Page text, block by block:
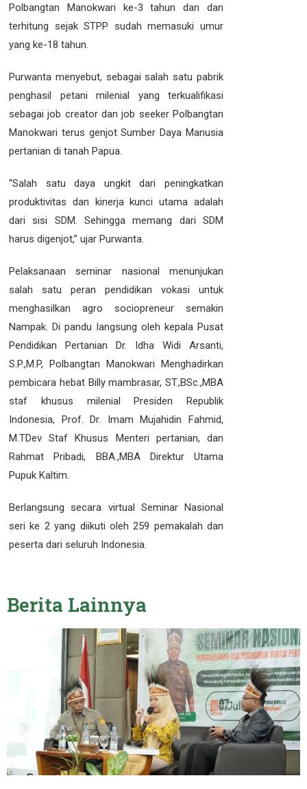
Polbangtan Manokwari ke-3 tahun dan dan
terhitung sejak STPP sudah memasuki umur
yang ke-18 tahun.
Purwanta menyebut, sebagai salah satu pabrik
penghasil petani milenial yang terkualifikasi
sebagai job creator dan job seeker Polbangtan
Manokwari terus genjot Sumber Daya Manusia
pertanian di tanah Papua.
“Salah satu daya ungkit dari peningkatkan
produktivitas dan kinerja kunci utama adalah
dari sisi SDM. Sehingga memang dari SDM
harus digenjot,” ujar Purwanta.
Pelaksanaan seminar nasional menunjukan
salah satu peran pendidikan vokasi untuk
menghasilkan agro sociopreneur semakin
Nampak. Di pandu langsung oleh kepala Pusat
Pendidikan Pertanian Dr. Idha Widi Arsanti,
S.P.,M.P, Polbangtan Manokwari Menghadirkan
pembicara hebat Billy mambrasar, ST.,BSc.,MBA
staf khusus milenial Presiden Republik
Indonesia, Prof. Dr. Imam Mujahidin Fahmid,
M.TDev Staf Khusus Menteri pertanian, dan
Rahmat Pribadi, BBA.,MBA Direktur Utama
Pupuk Kaltim.
Berlangsung secara virtual Seminar Nasional
seri ke 2 yang diikuti oleh 259 pemakalah dan
peserta dari seluruh Indonesia.
Berita Lainnya